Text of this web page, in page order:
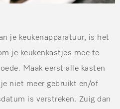
je keukenapparatuur, is het
je keukenkastjes mee te
Maak eerst alle kasten
niet meer gebruikt en/of
is verstreken. Zuig dan